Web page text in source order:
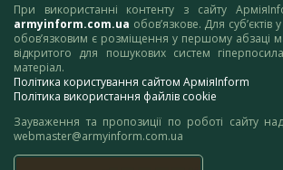
При використанні контенту з сайту
armyinform.com.ua обов’язкове. Для
обов’язковим є розміщення у першому абзаці
відкритого для пошукових систем
матеріал.
Політика користування сайтом АрміяInform
Політика використання файлів cookie
Зауваження та пропозиції по роботі сайту
webmaster@armyinform.com.ua